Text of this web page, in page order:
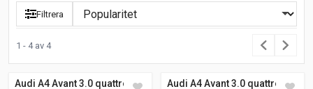
Filtrera
1 - 4 av 4
Audi A4 Avant 3.0 quattro
Audi A4 Avant 3.0 quattro